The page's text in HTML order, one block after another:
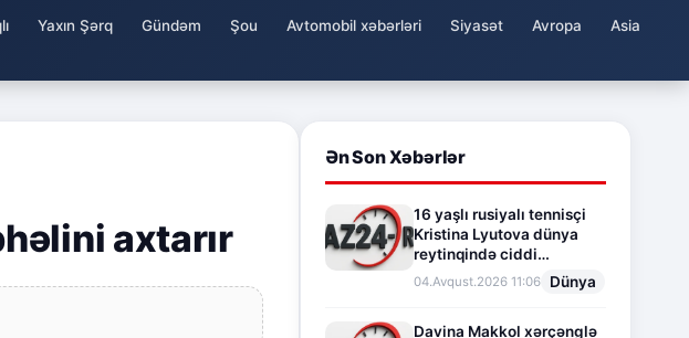
Yaxın Şərq Gündəm Şou Avtomobil xəbərləri Siyasət Avropa
Asia
axtarır
Ən Son Xəbərlər
16 yaşlı rusiyalı tennisçi
Kristina Lyutova dünya
reytinqində ciddi
irəliləyişə imza atdı
04.Avqust.2026 11:06 Dünya
Davina Makkol xərçənglə